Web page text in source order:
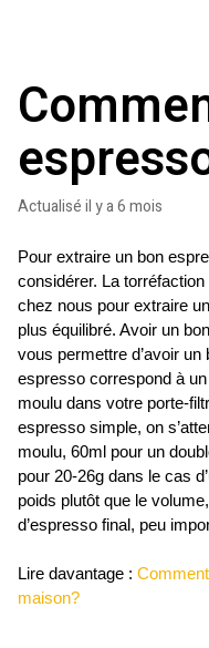
Actualiséil y a 6 mois
Pour extraire un bon
considérer. La
chez nous pour extraire
plus équilibré. Avoir un
vous permettre d’avoir
espresso correspond à
moulu dans votre porte-
espresso simple, on
moulu, 60ml pour un
pour 20-26g dans le cas
poids plutôt que le
d’espresso final, peu
Lire davantage :
maison?